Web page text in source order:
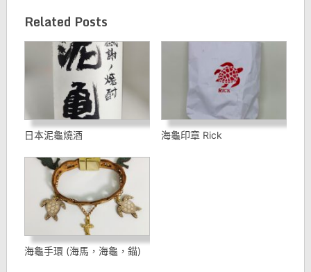
Related Posts
日本泥龜燒酒 海龜印章 Rick
海龜手環 (海馬，海龜，錨)